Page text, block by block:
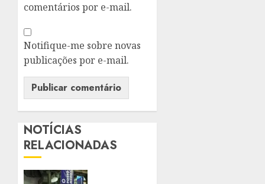
comentários por e-mail.
Notifique-me sobre novas
publicações por e-mail.
NOTÍCIAS
RELACIONADAS